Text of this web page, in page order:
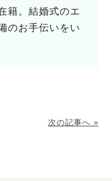
籍。結婚式のエ
のお手伝いをい
次の記事へ »